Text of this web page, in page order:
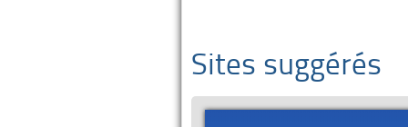
Sites suggérés